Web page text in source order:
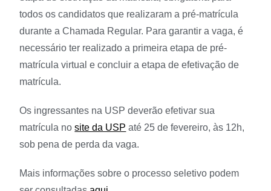
todos os candidatos que realizaram a pré-matrícula
durante a Chamada Regular. Para garantir a vaga, é
necessário ter realizado a primeira etapa de pré-
matrícula virtual e concluir a etapa de efetivação de
matrícula.
Os ingressantes na USP deverão efetivar sua
matrícula nosite da USP até 25 de fevereiro, às 12h,
sob pena de perda da vaga.
Mais informações sobre o processo seletivo podem